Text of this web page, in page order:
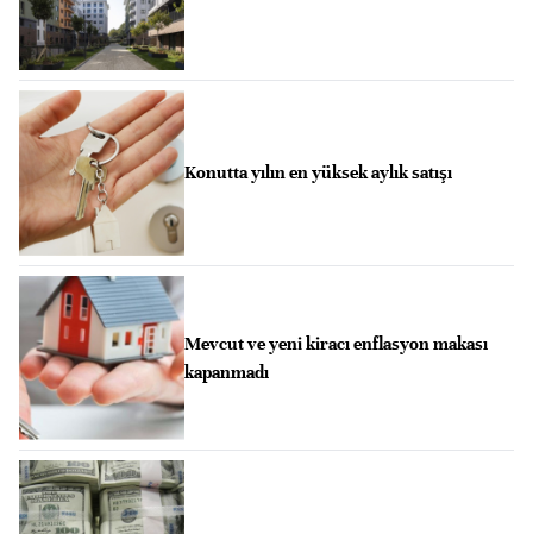
Konutta yılın en yüksek aylık satışı
Mevcut ve yeni kiracı enflasyon makası
kapanmadı